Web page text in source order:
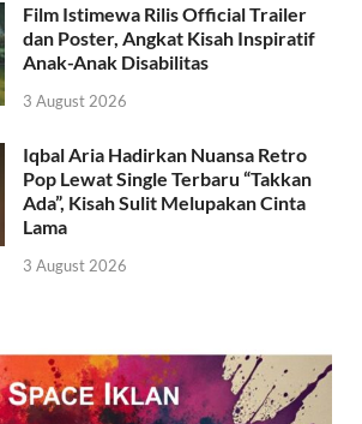
Film Istimewa Rilis Official Trailer
dan Poster, Angkat Kisah Inspiratif
Anak-Anak Disabilitas
3 August 2026
Iqbal Aria Hadirkan Nuansa Retro
Pop Lewat Single Terbaru “Takkan
Ada”, Kisah Sulit Melupakan Cinta
Lama
3 August 2026